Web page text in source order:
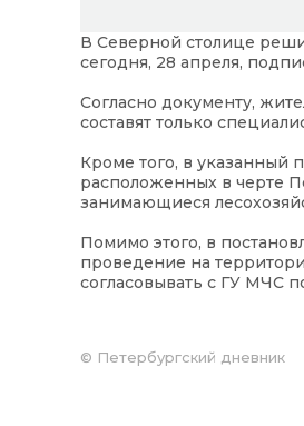
В Северной столице
сегодня, 28 апреля,
Согласно документу,
составят только
Кроме того, в указанный
расположенных в черте
занимающиеся
Помимо этого, в
проведение на
согласовывать с ГУ МЧС
© Петербургский дневник